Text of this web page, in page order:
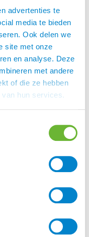
advertenties te
media te bieden
Ook delen we
site met onze
en analyse. Deze
met andere
of die ze hebben
hun services.
hoe werkt
de perfecte
paarden
die gewoon
mocht je iets
shop hebben?
het voor je!
speciaal voor